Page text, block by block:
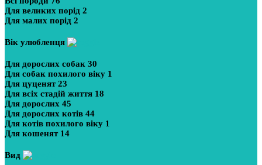
Для великих порід 2
Для малих порід 2
Вік улюбленця
Для дорослих собак 30
Для собак похилого віку 1
Для цуценят23
Для всіх стадій життя 18
Для дорослих 45
Для дорослих котів 44
Для котів похилого віку 1
Для кошенят 14
Вид